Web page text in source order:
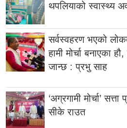
थपलियाको स्वास्थ्य
सर्वस्वहरण भएको
हामी मोर्चा बनाएका
जान्छ : प्रभु साह
‘अग्रगामी मोर्चा’
सीके राउत